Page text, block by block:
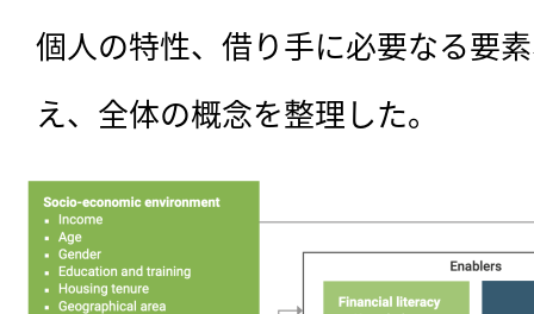
個人の特性、借り手に必要なる要
え、全体の概念を整理した。